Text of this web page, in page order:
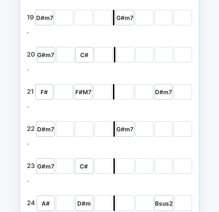
19
.
D#m7 G#m7
20
.
G#m7 C#
21
.
F# F#M7 D#m7
22
.
D#m7 G#m7
23
.
G#m7 C#
24
A# D#m Bsus2